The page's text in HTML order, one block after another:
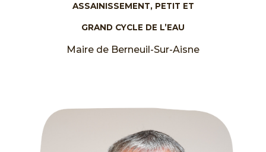
ASSAINISSEMENT, PETIT ET
GRAND CYCLE DE L’EAU
Maire de Berneuil-Sur-Aisne